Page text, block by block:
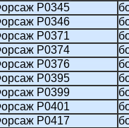
P0345
P0346
P0371
P0374
P0376
P0395
P0399
P0401
P0417